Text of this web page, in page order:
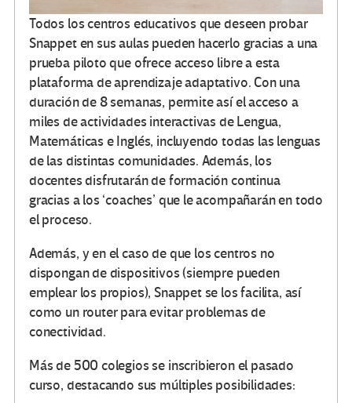
Todos los centros educativos que deseen probar
Snappet en sus aulas pueden hacerlo gracias a una
prueba piloto que ofrece acceso libre a esta
plataforma de aprendizaje adaptativo. Con una
duración de 8 semanas, permite así el acceso a
miles de actividades interactivas de Lengua,
Matemáticas e Inglés, incluyendo todas las lenguas
de las distintas comunidades. Además, los
docentes disfrutarán de formación continua
gracias a los ‘coaches’ que le acompañarán en todo
el proceso.
Además, y en el caso de que los centros no
dispongan de dispositivos (siempre pueden
emplear los propios), Snappet se los facilita, así
como un router para evitar problemas de
conectividad.
Más de 500 colegios se inscribieron el pasado
curso, destacando sus múltiples posibilidades: